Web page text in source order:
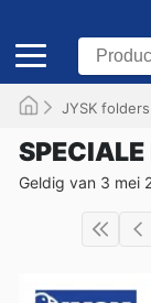
JYSK folders
Geldig van 3 mei